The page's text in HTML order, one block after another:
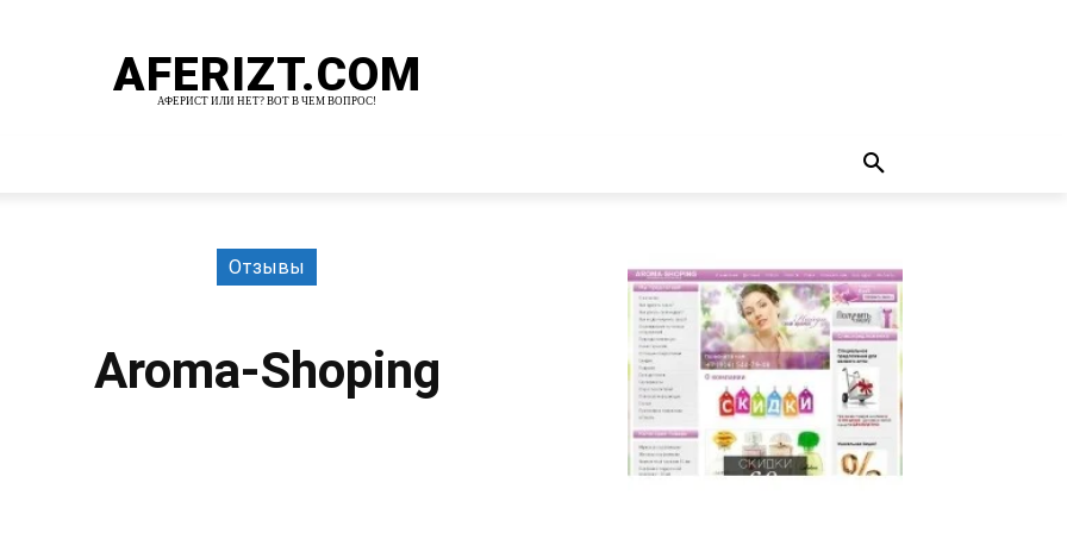
AFERIZT.COM
АФЕРИСТ ИЛИ НЕТ? ВОТ В ЧЕМ ВОПРОС!
Отзывы
Aroma-Shoping